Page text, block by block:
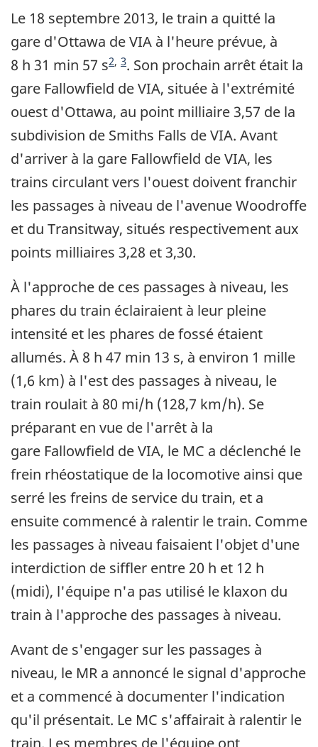
Le 18 septembre 2013, le train a quitté la
gare d'Ottawa de VIA à l'heure prévue, à
8 h 31 min 57 s
Note de bas de page
2,
Note de bas de page
3. Son prochain arrêt était la
gare Fallowfield de VIA, située à l'extrémité
ouest d'Ottawa, au point milliaire 3,57 de la
subdivision de Smiths Falls de VIA. Avant
d'arriver à la gare Fallowfield de VIA, les
trains circulant vers l'ouest doivent franchir
les passages à niveau de l'avenue Woodroffe
et du Transitway, situés respectivement aux
points milliaires 3,28 et 3,30.
À l'approche de ces passages à niveau, les
phares du train éclairaient à leur pleine
intensité et les phares de fossé étaient
allumés. À 8 h 47 min 13 s, à environ 1 mille
(1,6 km) à l'est des passages à niveau, le
train roulait à 80 mi/h (128,7 km/h). Se
préparant en vue de l'arrêt à la
gare Fallowfield de VIA, le MC a déclenché le
frein rhéostatique de la locomotive ainsi que
serré les freins de service du train, et a
ensuite commencé à ralentir le train. Comme
les passages à niveau faisaient l'objet d'une
interdiction de siffler entre 20 h et 12 h
(midi), l'équipe n'a pas utilisé le klaxon du
train à l'approche des passages à niveau.
Avant de s'engager sur les passages à
niveau, le MR a annoncé le signal d'approche
et a commencé à documenter l'indication
qu'il présentait. Le MC s'affairait à ralentir le